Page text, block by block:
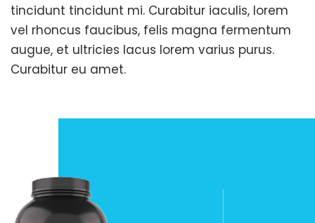
tincidunt tincidunt mi. Curabitur iaculis, lorem
vel rhoncus faucibus, felis magna fermentum
augue, et ultricies lacus lorem varius purus.
Curabitur eu amet.